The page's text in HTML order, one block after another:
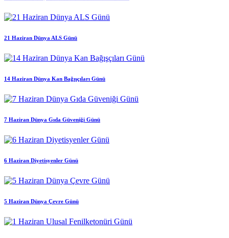
21 Haziran Dünya ALS Günü
14 Haziran Dünya Kan Bağışçıları Günü
7 Haziran Dünya Gıda Güveniği Günü
6 Haziran Diyetisyenler Günü
5 Haziran Dünya Çevre Günü